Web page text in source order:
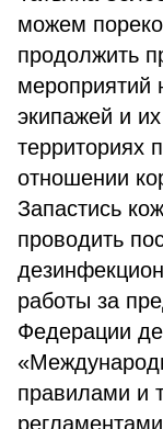
можем
продолжить
мероприятий
экипажей и
территориях
отношении
Запастись
проводить
работы за
Федерации
правилами и